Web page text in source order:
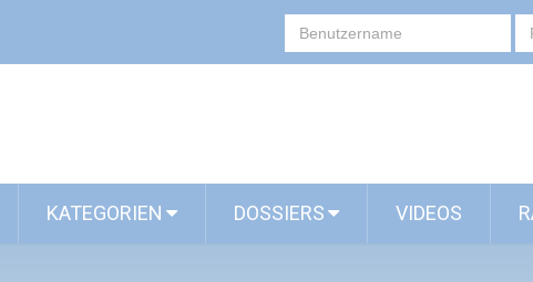
KATEGORIEN DOSSIERS VIDEOS